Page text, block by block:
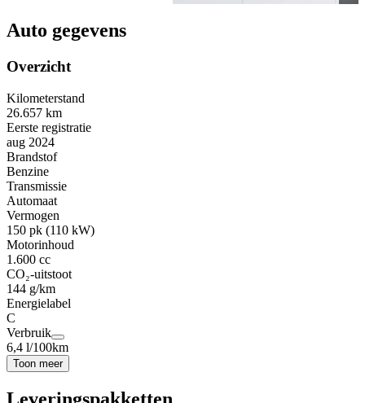
Auto gegevens
Overzicht
Kilometerstand
26.657 km
Eerste registratie
aug 2024
Brandstof
Benzine
Transmissie
Automaat
Vermogen
150 pk (110 kW)
Motorinhoud
1.600 cc
CO₂-uitstoot
144 g/km
Energielabel
C
Verbruik
6,4 l/100km
Toon meer